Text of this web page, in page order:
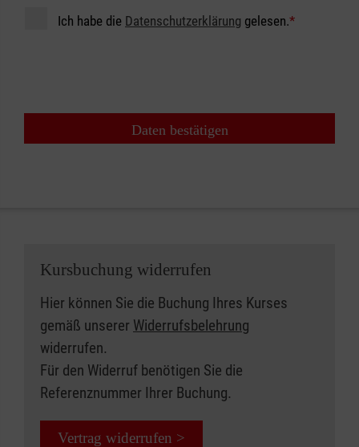
Ich habe die Datenschutzerklärung gelesen.*
Daten bestätigen
Kursbuchung widerrufen
Hier können Sie die Buchung Ihres Kurses
gemäß unserer Widerrufsbelehrung
widerrufen.
Für den Widerruf benötigen Sie die
Referenznummer Ihrer Buchung.
Vertrag widerrufen >